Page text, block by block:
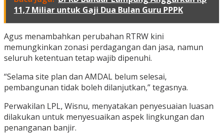
11,7 Miliar untuk Gaji Dua Bulan Guru PPPK
Agus menambahkan perubahan RTRW kini
memungkinkan zonasi perdagangan dan jasa, namun
seluruh ketentuan tetap wajib dipenuhi.
“Selama site plan dan AMDAL belum selesai,
pembangunan tidak boleh dilanjutkan,” tegasnya.
Perwakilan LPL, Wisnu, menyatakan penyesuaian luasan
dilakukan untuk menyesuaikan aspek lingkungan dan
penanganan banjir.